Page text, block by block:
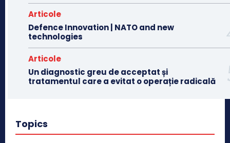
Articole
Defence Innovation | NATO and new
technologies
Articole
Un diagnostic greu de acceptat și
tratamentul care a evitat o operație radicală
Topics